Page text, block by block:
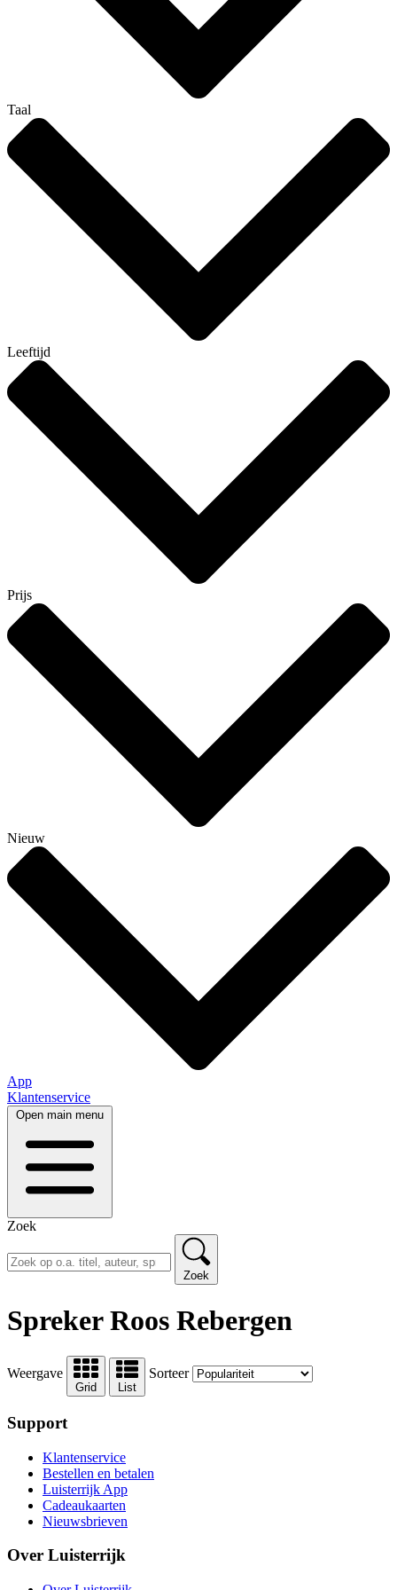
Taal
Leeftijd
Prijs
Nieuw
App
Klantenservice
Open main menu
Zoek
Zoek
Spreker Roos Rebergen
Weergave
Grid List
Sorteer
Support
Klantenservice
Bestellen en betalen
Luisterrijk App
Cadeaukaarten
Nieuwsbrieven
Over Luisterrijk